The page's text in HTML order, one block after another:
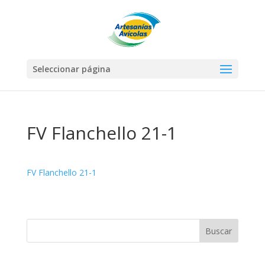
Seleccionar página
FV Flanchello 21-1
FV Flanchello 21-1